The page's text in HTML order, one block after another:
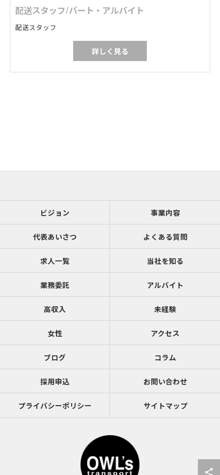
配送スタッフ/パート・アルバイト
配送スタッフ
詳しく見る
ビジョン 事業内容
代表あいさつ よくある質問
求人一覧 当社を知る
業務委託 アルバイト
高収入 未経験
女性 アクセス
ブログ コラム
採用申込 お問い合わせ
プライバシーポリシー サイトマップ